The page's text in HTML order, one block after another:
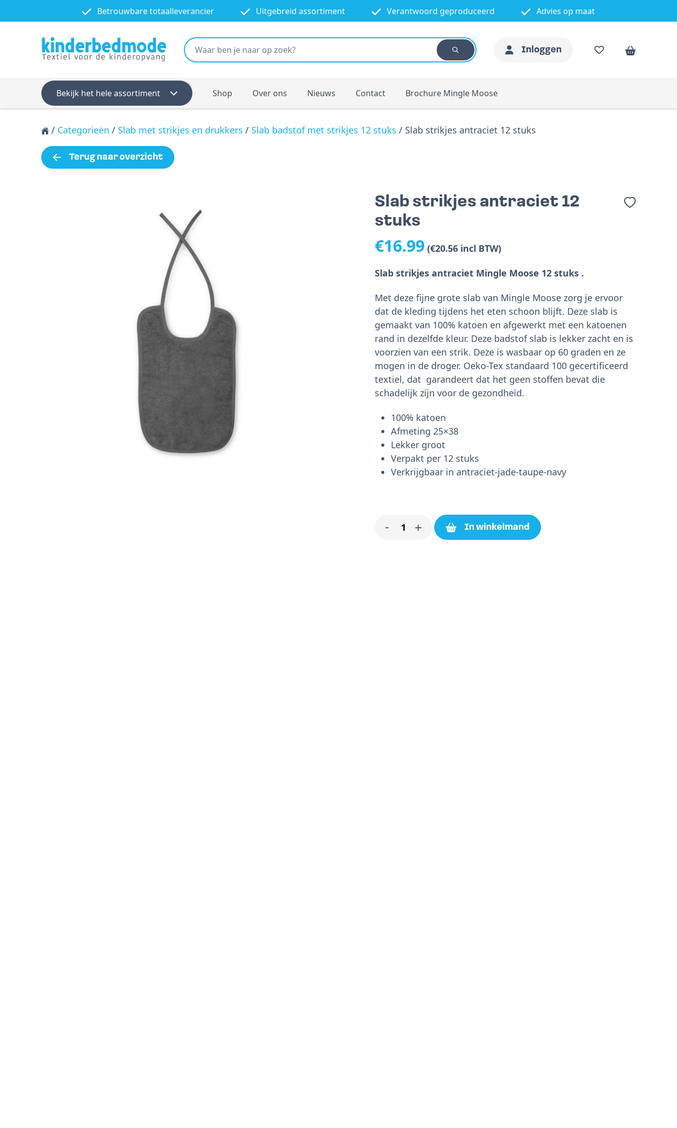
Betrouwbare totaalleverancier Uitgebreid assortiment Verantwoord geproduceerd Advies op maat
Inloggen
Bekijk het hele assortiment Shop Over ons Nieuws Contact Brochure Mingle Moose
/ Categorieën / Slab met strikjes en drukkers / Slab badstof met strikjes 12 stuks / Slab strikjes antraciet 12 stuks
Terug naar overzicht
Slab strikjes antraciet 12
stuks
€16.99 (€20.56 incl BTW)
Slab strikjes antraciet Mingle Moose 12 stuks .
Met deze fijne grote slab van Mingle Moose zorg je ervoor
dat de kleding tijdens het eten schoon blijft. Deze slab is
gemaakt van 100% katoen en afgewerkt met een katoenen
rand in dezelfde kleur. Deze badstof slab is lekker zacht en is
voorzien van een strik. Deze is wasbaar op 60 graden en ze
mogen in de droger. Oeko-Tex standaard 100 gecertificeerd
textiel, dat garandeert dat het geen stoffen bevat die
schadelijk zijn voor de gezondheid.
100% katoen
Afmeting 25×38
Lekker groot
Verpakt per 12 stuks
Verkrijgbaar in antraciet-jade-taupe-navy
strikjes
- + In winkelmand